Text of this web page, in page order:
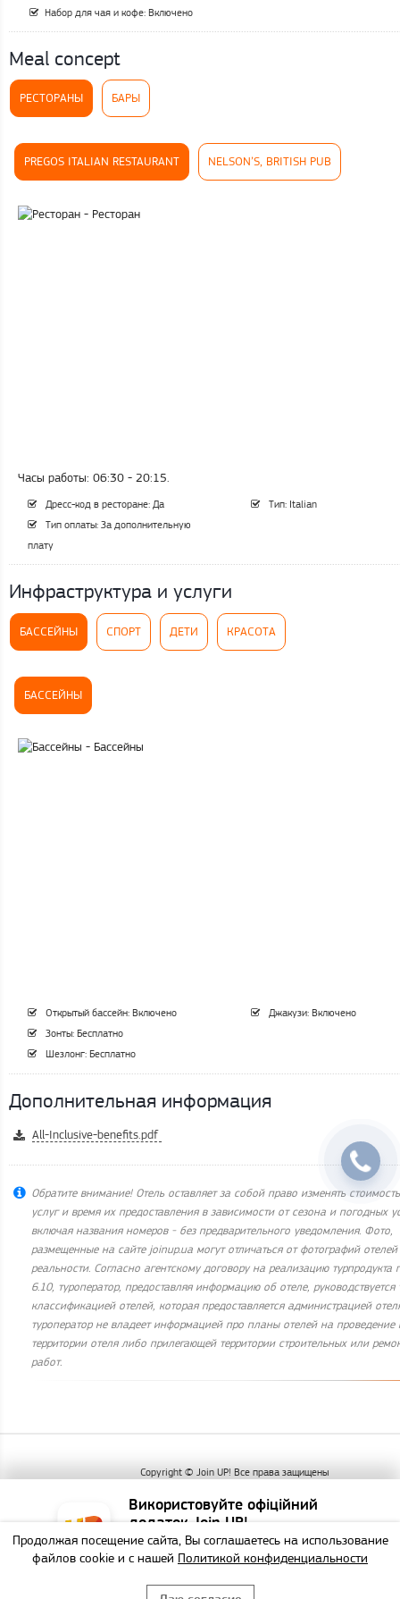
Набор для чая и кофе: Включено
Meal concept
РЕСТОРАНЫ БАРЫ
PREGOS ITALIAN RESTAURANT NELSON’S, BRITISH PUB
Часы работы: 06:30 - 20:15.
Дресс-код в ресторане: Да
Тип оплаты: За дополнительную
плату
Тип: Italian
Инфраструктура и услуги
БАССЕЙНЫ СПОРТ ДЕТИ КРАСОТА
БАССЕЙНЫ
Открытый бассейн: Включено
Зонты: Бесплатно
Шезлонг: Бесплатно
Джакузи: Включено
Дополнительная информация
All-Inclusive-benefits.pdf
Обратите внимание! Отель оставляет за собой право изменять
услуг и время их предоставления в зависимости от сезона и погодных
включая названия номеров - без предварительного уведомления. Фото,
размещенные на сайте joinup.ua могут отличаться от фотографий отелей
реальности. Согласно агентскому договору на реализацию турпродукта
6.10, туроператор, предоставляя информацию об отеле, руководствуется
классификацией отелей, которая предоставляется администрацией
туроператор не владеет информацией про планы отелей на проведение
территории отеля либо прилегающей территории строительных или
работ.
Copyright © Join UP! Все права защищены
Продолжая посещение сайта, Вы соглашаетесь на использование
файлов cookie и с нашей Политикой конфиденциальности
Використовуйте офіційний
додаток Join UP!
Найзручніший спосіб
забронювати тур!